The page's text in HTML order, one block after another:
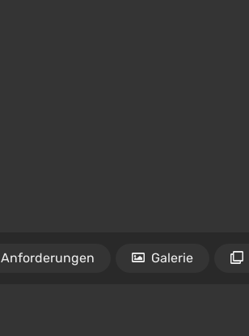
Anforderungen Galerie